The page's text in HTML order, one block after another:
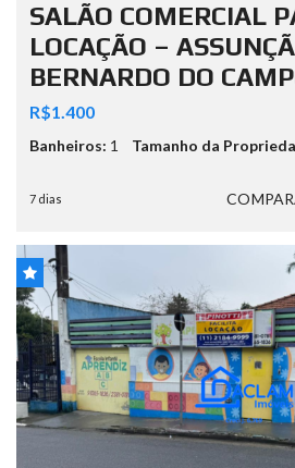
SALÃO COMERCIAL
LOCAÇÃO –
BERNARDO DO
R$1.400
Banheiros: 1 Tamanho da
7 dias